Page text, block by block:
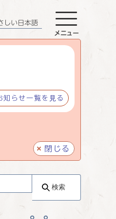
知らせ一覧を見る
閉じる
しい日本語
メニュー
検索